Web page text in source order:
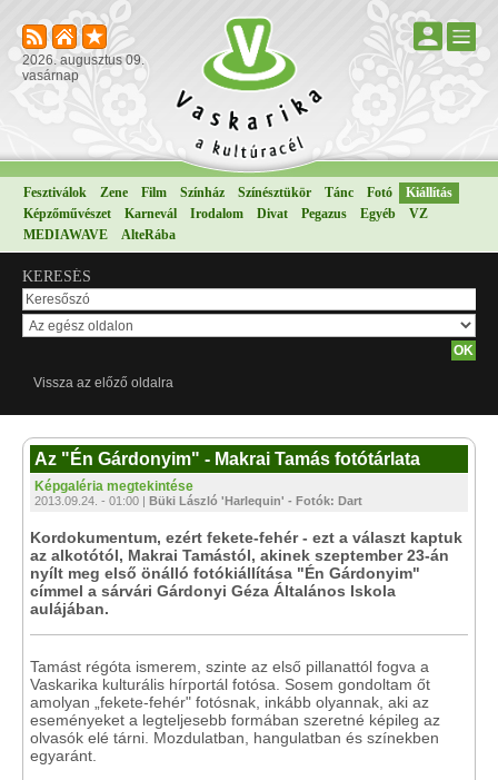
2026. augusztus 09.
vasárnap
Fesztiválok Zene Film Színház Színésztükör Tánc Fotó
Kiállítás
Képzőművészet
Karnevál Irodalom Divat Pegazus Egyéb
VZ
MEDIAWAVE
AlteRába
KERESÉS
Vissza az előző oldalra
Az "Én Gárdonyim" - Makrai Tamás fotótárlata
Képgaléria megtekintése
2013.09.24. - 01:00 | Büki László 'Harlequin' - Fotók: Dart
Kordokumentum, ezért fekete-fehér - ezt a választ kaptuk
az alkotótól, Makrai Tamástól, akinek szeptember 23-án
nyílt meg első önálló fotókiállítása "Én Gárdonyim"
címmel a sárvári Gárdonyi Géza Általános Iskola
aulájában.
Tamást régóta ismerem, szinte az első pillanattól fogva a
Vaskarika kulturális hírportál fotósa. Sosem gondoltam őt
amolyan „fekete-fehér" fotósnak, inkább olyannak, aki az
eseményeket a legteljesebb formában szeretné képileg az
olvasók elé tárni. Mozdulatban, hangulatban és színekben
egyaránt.